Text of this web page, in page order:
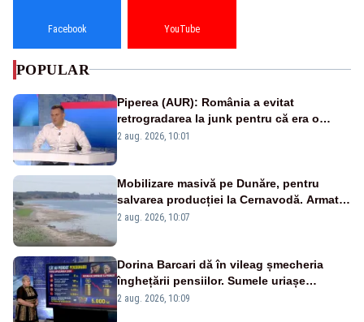
Facebook YouTube
POPULAR
Piperea (AUR): România a evitat
retrogradarea la junk pentru că era o
catastrofă pentru bănci și fondurile de
2 aug. 2026, 10:01
Mobilizare masivă pe Dunăre, pentru
salvarea producției la Cernavodă. Armata
va detona o stâncă și va devia apa
2 aug. 2026, 10:07
Dorina Barcari dă în vileag șmecheria
înghețării pensiilor. Sumele uriașe
pierdute de fiecare român
2 aug. 2026, 10:09